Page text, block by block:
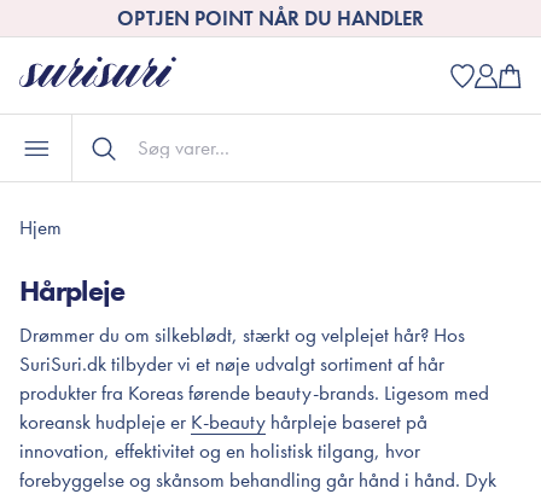
OPTJEN POINT NÅR DU HANDLER
Hjem
Hårpleje
Drømmer du om silkeblødt, stærkt og velplejet hår? Hos
SuriSuri.dk tilbyder vi et nøje udvalgt sortiment af hår
produkter fra Koreas førende beauty-brands. Ligesom med
koreansk hudpleje er K-beauty hårpleje baseret på
innovation, effektivitet og en holistisk tilgang, hvor
forebyggelse og skånsom behandling går hånd i hånd. Dyk